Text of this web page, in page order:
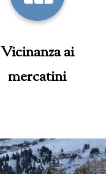
Vicinanza ai
mercatini